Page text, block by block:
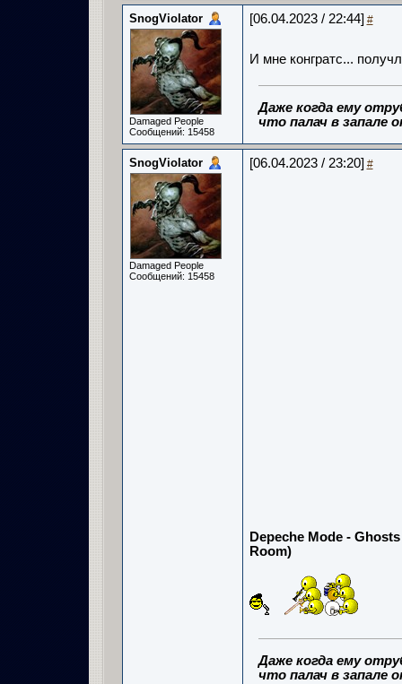
SnogViolator
Damaged People
Сообщений: 15458
[06.04.2023 / 22:44] #
И мне конгратс...
Даже когда ему
что палач в запале
SnogViolator
Damaged People
Сообщений: 15458
[06.04.2023 / 23:20] #
Depeche Mode -
Room)
Даже когда ему
что палач в запале